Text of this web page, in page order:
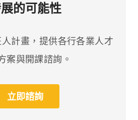
的可能性
計畫，提供各行各業人才
案與開課諮詢。
立即諮詢